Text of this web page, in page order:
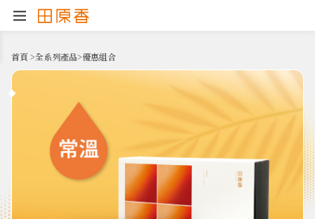
首頁>全系列產品>優惠組合